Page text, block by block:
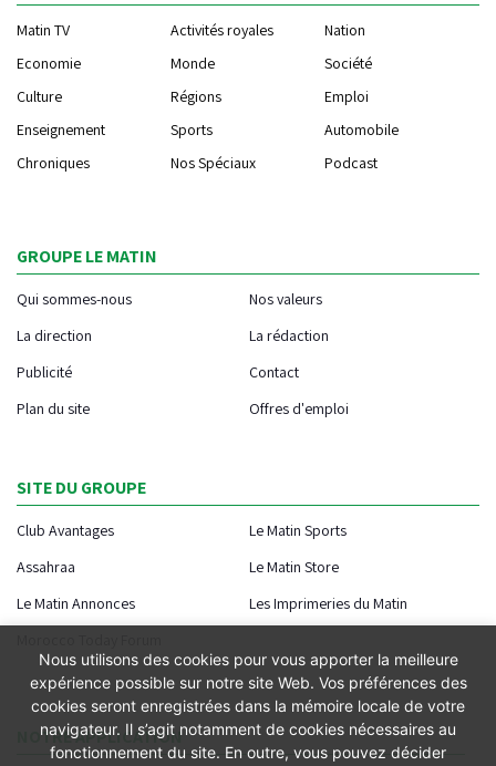
Matin TV Activités royales
Nation
Economie
Monde
Société
Culture
Régions
Emploi
Enseignement
Sports
Automobile
Chroniques
Nos Spéciaux Podcast
GROUPE LE MATIN
Qui sommes-nous
Nos valeurs
La direction
La rédaction
Publicité
Contact
Plan du site
Offres d'emploi
SITE DU GROUPE
Club Avantages
Le Matin Sports
Assahraa
Le Matin Store
Le Matin Annonces
Les Imprimeries du Matin
NOTRE APPLICATION
Nous utilisons des cookies pour vous apporter la meilleure
expérience possible sur notre site Web. Vos préférences des
cookies seront enregistrées dans la mémoire locale de votre
navigateur. Il s’agit notamment de cookies nécessaires au
fonctionnement du site. En outre, vous pouvez décider